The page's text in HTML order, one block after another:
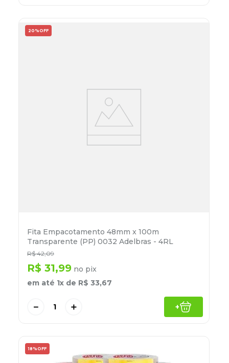
20% OFF
Fita Empacotamento 48mm x 100m
Transparente (PP) 0032 Adelbras - 4RL
R$ 42,09
R$ 31,99 no pix
em até 1x de R$ 33,67
＋
－ +
18% OFF